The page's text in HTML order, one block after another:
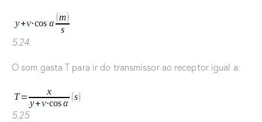
5.24
O som gasta T para ir do transmissor ao receptor igual a:
5.25